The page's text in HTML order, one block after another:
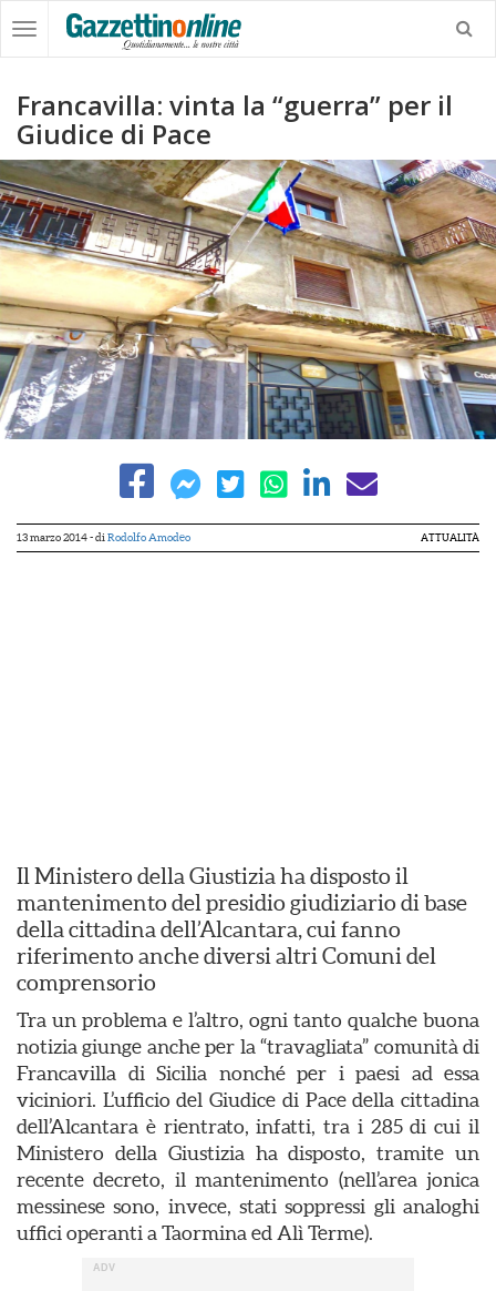
Francavilla: vinta la “guerra” per il
Giudice di Pace
13 marzo 2014- di Rodolfo Amodeo ATTUALITÀ
Il Ministero della Giustizia ha disposto il
mantenimento del presidio giudiziario di base
della cittadina dell’Alcantara, cui fanno
riferimento anche diversi altri Comuni del
comprensorio
Tra un problema e l’altro, ogni tanto qualche buona
notizia giunge anche per la “travagliata” comunità di
Francavilla di Sicilia nonché per i paesi ad essa
viciniori. L’ufficio del Giudice di Pace della cittadina
dell’Alcantara è rientrato, infatti, tra i 285 di cui il
Ministero della Giustizia ha disposto, tramite un
recente decreto, il mantenimento (nell’area jonica
messinese sono, invece, stati soppressi gli analoghi
uffici operanti a Taormina ed Alì Terme).